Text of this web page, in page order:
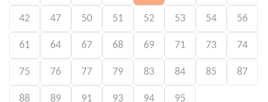
42 47 50 51 52 53 54 56
61 64 67 68 69 71 73 74
75 76 77 79 83 84 85 87
88 89 91 93 94 95